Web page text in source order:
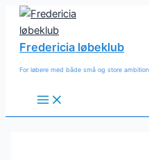
indholdet
Fredericia løbeklub
For løbere med både små og store
Main
Menu